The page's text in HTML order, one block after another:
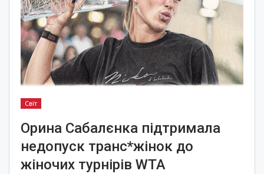
Світ
Орина Сабалєнка підтримала
недопуск транс*жінок до
жіночих турнірів WTA